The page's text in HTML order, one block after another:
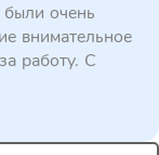
очень
внимательное
работу. С